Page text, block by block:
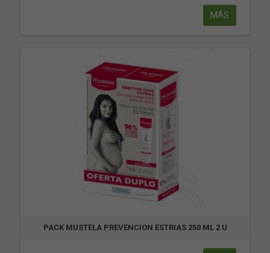
MÁS
PACK MUSTELA PREVENCION ESTRIAS 250 ML 2 U